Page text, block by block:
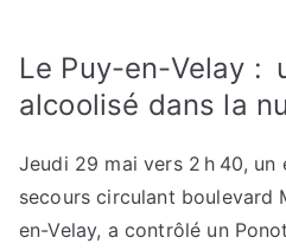
Le Puy-en-Velay :
alcoolisé dans la
Jeudi 29 mai vers 2 h 40,
secours circulant boulevard
en-Velay, a contrôlé un